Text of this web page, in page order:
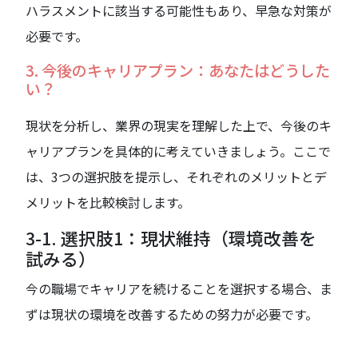
ハラスメントに該当する可能性もあり、早急な対策が
必要です。
3. 今後のキャリアプラン：あなたはどうした
い？
現状を分析し、業界の現実を理解した上で、今後のキ
ャリアプランを具体的に考えていきましょう。ここで
は、3つの選択肢を提示し、それぞれのメリットとデ
メリットを比較検討します。
3-1. 選択肢1：現状維持（環境改善を
試みる）
今の職場でキャリアを続けることを選択する場合、ま
ずは現状の環境を改善するための努力が必要です。